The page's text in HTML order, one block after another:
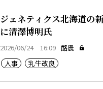
ジェネティクス北海道の
に清澤博明氏
2026/06/24 16:09 酪農
人事
乳牛改良